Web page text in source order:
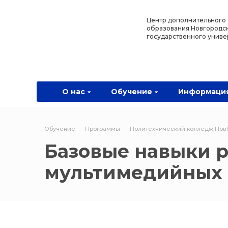
О нас Обучение
Программы
колледж
Программы
Мероприятия
Центр дополнительного
образования
государственного
Обучение Программы Политехнический колледж
Базовые навыки